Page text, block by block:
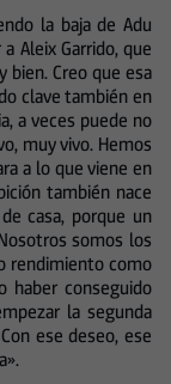
la baja de Adu
Aleix Garrido, que
Creo que esa
clave también en
a veces puede no
muy vivo. Hemos
a lo que viene en
también nace
casa, porque un
somos los
rendimiento como
haber conseguido
la segunda
ese deseo, ese